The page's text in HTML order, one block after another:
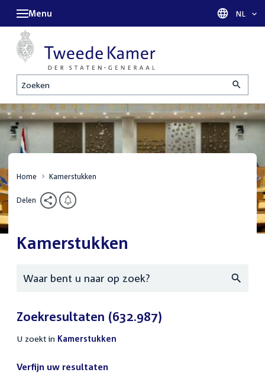
Zoeken
Menu Taal
NL
Home Kamerstukken
Delen
Kamerstukken
Zoeken
Zoekresultaten (632.987)
U zoekt in actieve
Kamerstukken
Verfijn uw resultaten